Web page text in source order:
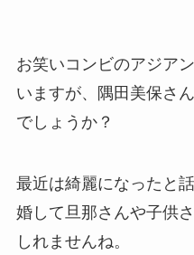
お笑いコンビのアジア
いますが、隅田美保さ
でしょうか？
最近は綺麗になったと
婚して旦那さんや子供
しれませんね。